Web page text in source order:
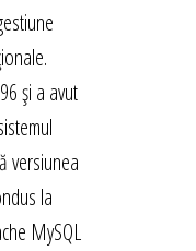
și a avut
versiunea
la
MySQL